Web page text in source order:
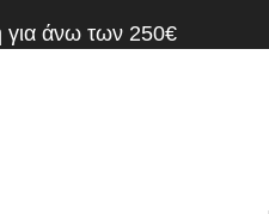
άνω των 250€